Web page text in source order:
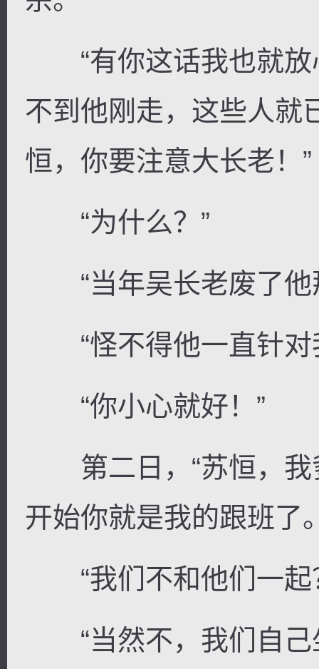
“有你这话我也就放
不到他刚走，这些人就
恒，你要注意大长老！”
“为什么？”
“当年吴长老废了他
“怪不得他一直针对
“你小心就好！”
第二日，“苏恒，我
开始你就是我的跟班了
“我们不和他们一起
“当然不，我们自己